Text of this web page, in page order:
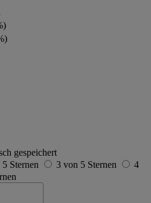
gespeichert
Sternen 3 von 5 Sternen
4